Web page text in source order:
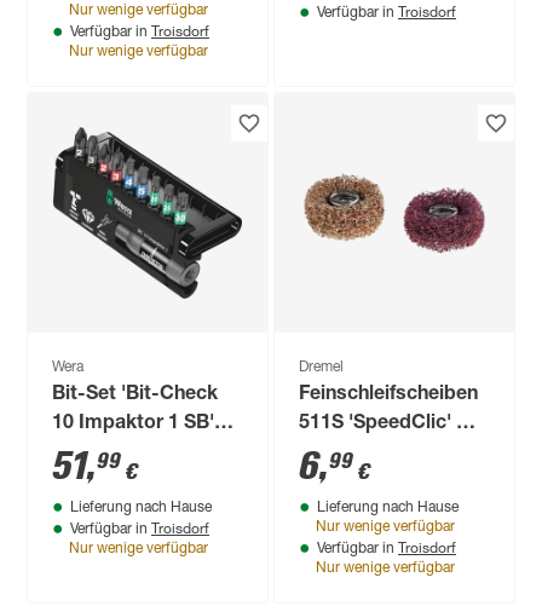
Nur wenige verfügbar
Verfügbar in Troisdorf
Nur wenige verfügbar
Verfügbar in Troisdorf
Wera
Bit-Set 'Bit-Check
10 Impaktor 1 SB'
10-teilig
51,99 €
Lieferung nach Hause
Verfügbar in Troisdorf
Nur wenige verfügbar
Dremel
Feinschleifscheiben
511S 'SpeedClic' Ø
25 mm 2 Stück
6,99 €
Lieferung nach Hause
Nur wenige verfügbar
Verfügbar in Troisdorf
Nur wenige verfügbar